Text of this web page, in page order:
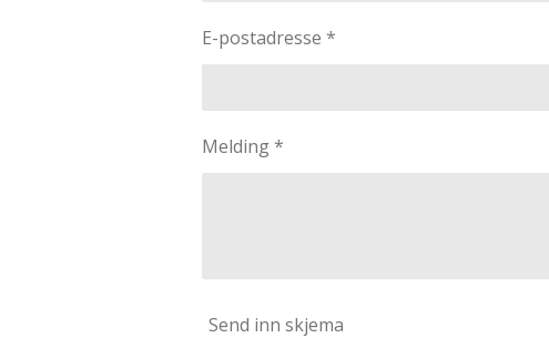
E-postadresse *
Melding *
Send inn skjema